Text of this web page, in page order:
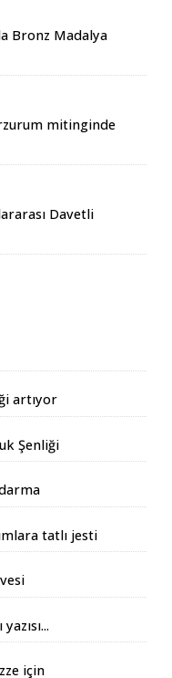
Bronz Madalya
mitinginde
Davetli
artıyor
Şenliği
tatlı jesti
için